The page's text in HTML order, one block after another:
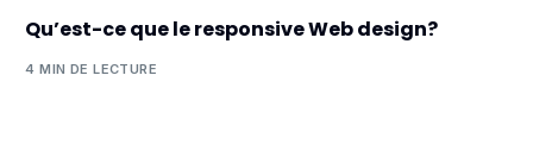
Qu’est-ce que le responsive Web design?
4 MIN DE LECTURE